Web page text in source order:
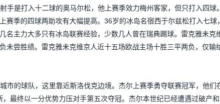
手是打入十二球的奥马尔松，他上赛季效力梅州客家，但只打入四球
赛季的四球两助攻有大幅提高。36岁的冰岛名宿西于尔兹松打入七球
名主力大多只有冰岛联赛经验，少数几人曾在瑞典踢球。雷克雅未克
未尝胜绩。雷克雅未克维京人近十五场欧战主场十胜三平两负，仅输
市的球队，这里靠近斯洛伐克边境。杰尔上赛季勇夺联赛冠军，他们
最终以一分优势力压对手第五次夺冠。杰尔本世纪已经遭遇过破产